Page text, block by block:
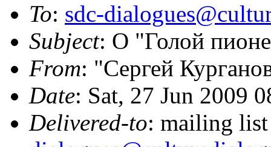
To: sdc-
Subject: О "Голой
From: "Сергей
Date: Sat, 27 Jun 2009
Delivered-to: mailing